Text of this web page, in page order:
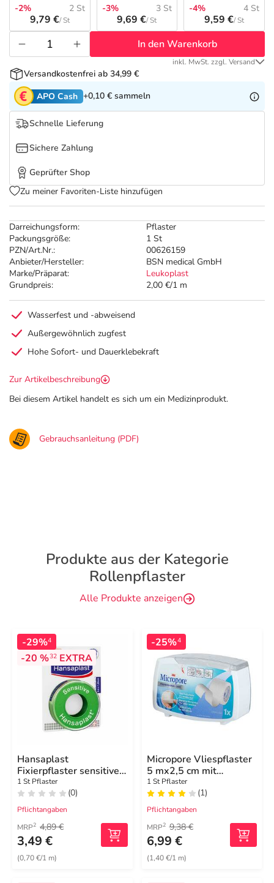
Tierapotheke
Vitamine & Mineralstoffe
Marken
Salus Deals
Darreichungsform:
Pflaster
Packungsgröße:
1 St
PZN/Art.Nr.:
00626159
Anbieter/Hersteller:
BSN medical GmbH
Marke/Präparat:
Leukoplast
Grundpreis:
2,00 €/1 m
-2%
2 St
9,79 €/ St
-3% 3 St
9,69 €/ St
-4% 4 St
9,59 €/ St
In den Warenkorb
inkl. MwSt. zzgl. Versand
Versandkostenfrei ab 34,99 €
APO Cash +0,10 € sammeln
Schnelle Lieferung
Sichere Zahlung
Geprüfter Shop
Zu meiner Favoriten-Liste hinzufügen
Wasserfest und -abweisend
Außergewöhnlich zugfest
Hohe Sofort- und Dauerklebekraft
Zur Artikelbeschreibung
Bei diesem Artikel handelt es sich um ein Medizinprodukt.
Gebrauchsanleitung (PDF)
Produkte aus der Kategorie
Rollenpflaster
Alle Produkte anzeigen
-29%4
-20 %32EXTRA
Hansaplast
Fixierpflaster sensitive
5mx1,25cm
1 St Pflaster
(0)
Pflichtangaben
MRP2 4,89 €
3,49 €
(0,70 €/1 m)
-25%4
Micropore Vliespflaster
5 mx2,5 cm mit
Abr.1530 - 1D
1 St Pflaster
(1)
Pflichtangaben
MRP2 9,38 €
6,99 €
(1,40 €/1 m)